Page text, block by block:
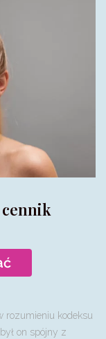
cennik
rozumieniu kodeksu
on spójny z